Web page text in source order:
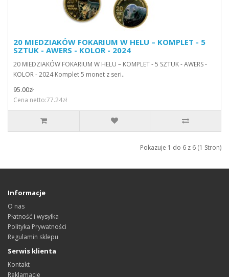
20 MIEDZIAKÓW FOKARIUM W HELU – KOMPLET - 5
SZTUK - AWERS - KOLOR - 2024
20 MIEDZIAKÓW FOKARIUM W HELU – KOMPLET - 5 SZTUK - AWERS -
KOLOR - 2024 Komplet 5 monet z seri..
95.00zł
Cena netto:77.24zł
Pokazuje 1 do 6 z 6 (1 Stron)
Informacje
O nas
Płatność i wysyłka
Polityka Prywatności
Regulamin sklepu
Serwis klienta
Kontakt
Reklamacje